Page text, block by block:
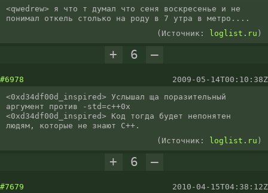
<qwedrew> я что т думал что сеня воскресенье и не
понимал откель столько на роду в 7 утра в метро....
(Источник:
loglist.ru )
+ 6 –
#6978
2009-05-14T00:10:38Z
<0xd34df00d_inspired> Услышал ща поразительный
аргумент против -std=c++0x
<0xd34df00d_inspired> Код тогда будет непонятен
людям, которые не знают С++.
(Источник:
loglist.ru )
+ 6 –
#7679
2010-04-15T04:38:12Z